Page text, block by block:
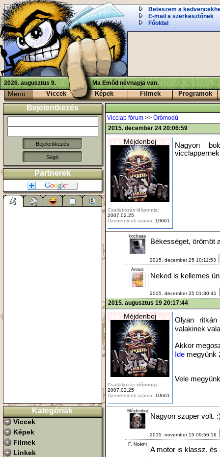
Beteszem a
E-mail a szerkesztőnek
Főoldal
2026. augusztus 9. Ma Emőd névnapja van.
Menü: Viccek Képek Filmek Programok
Bejelentkezés
Súgó
Partnerek
Kategóriák
Viccek
Képek
Filmek
Linkek
Vicclap fórum >> Örömodú
2015. december 24 20:06:59
Méjdenboj
Csatlakozás időpontja:
2007.02.25
Üzeneteinek száma: 10661
Nagyon
kockaaa
Békességet, örömöt
2015. december 25 10:11:53
Annus
Neked is kellemes
2015. december 25 01:30:41
2015. augusztus 19 20:17:44
Méjdenboj
Csatlakozás időpontja:
2007.02.25
Üzeneteinek száma: 10661
Olyan
valakinek
Akkor
Ide megyünk
Vele
Méjdenboj
Nagyon szuper volt.
2015. november 15 09:56:16
F. Noémi
A motor is klassz, és